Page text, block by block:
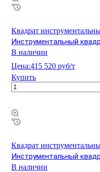
Квадрат
Инструментальный
В наличии
Цена:415 520 руб/т
Купить
Квадрат
Инструментальный
В наличии